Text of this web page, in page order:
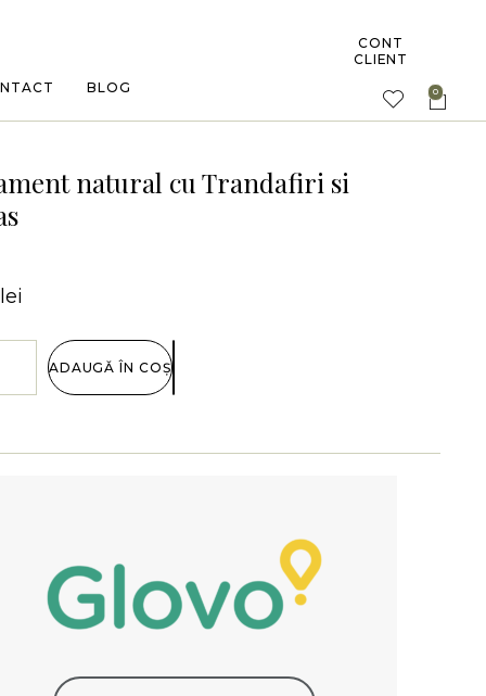
BLOG
CONT
CLIENT
natural cu Trandafiri si
lei
ADAUGĂ ÎN COȘ